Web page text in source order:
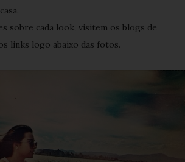
sobre cada look, visitem os blogs de
links logo abaixo das fotos.